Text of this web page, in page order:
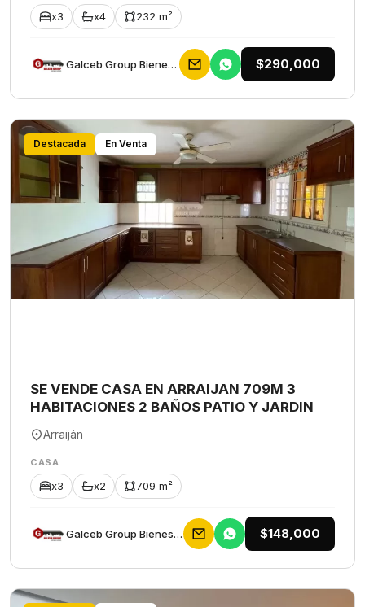
x3 x4 232 m²
Galceb Group Bienes Raices $290,000
Destacada En Venta
SE VENDE CASA EN ARRAIJAN 709M 3
HABITACIONES 2 BAÑOS PATIO Y JARDIN
Arraiján
CASA
x3 x2 709 m²
Galceb Group Bienes Raices $148,000